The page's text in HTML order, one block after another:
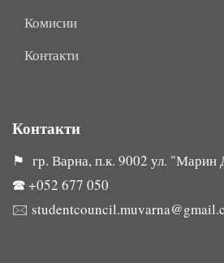
Комисии
Контакти
Контакти
⚑ гр. Варна, п.к. 9002 ул. "Марин
🕿+052 677 050
🖂